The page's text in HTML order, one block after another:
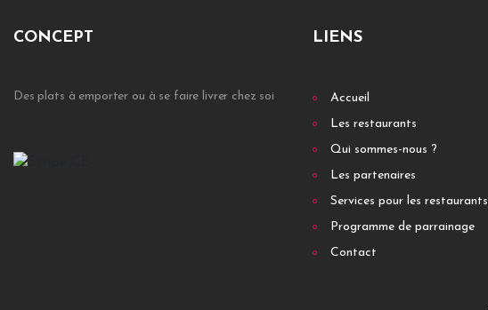
CONCEPT
Des plats à emporter ou à se faire livrer chez soi
LIENS
Accueil
Les restaurants
Qui sommes-nous ?
Les partenaires
Services pour les restaurants
Programme de parrainage
Contact